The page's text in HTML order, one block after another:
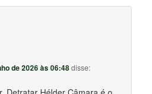
de 2026 às 06:48disse: